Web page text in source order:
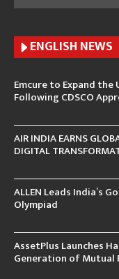
ENGLISH NEWS
Emcure to Expand
Following CDSCO
AIR INDIA EARNS
DIGITAL
ALLEN Leads India’s
Olympiad
AssetPlus Launches
Generation of